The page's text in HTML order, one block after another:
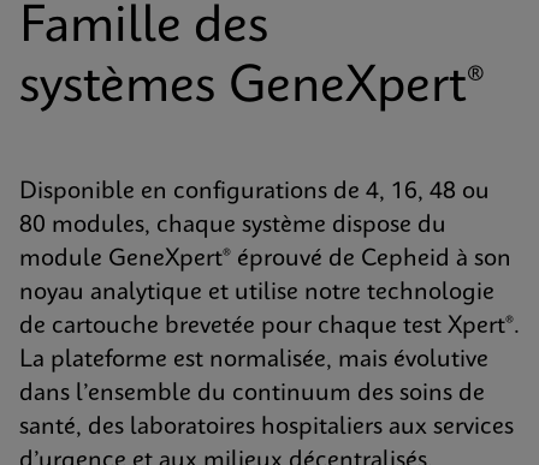
Famille des
systèmes GeneXpert®
Disponible en configurations de 4, 16, 48 ou
80 modules, chaque système dispose du
module GeneXpert® éprouvé de Cepheid à son
noyau analytique et utilise notre technologie
de cartouche brevetée pour chaque test Xpert®.
La plateforme est normalisée, mais évolutive
dans l’ensemble du continuum des soins de
santé, des laboratoires hospitaliers aux services